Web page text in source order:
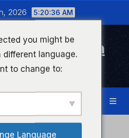
2026 5:20:37 AM
Kreuznach
für Bad Kreuznach
you might be
different language.
to change to:
Language